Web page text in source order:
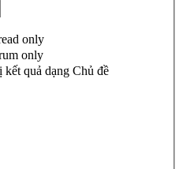
only
only
kết quả dạng Chủ đề